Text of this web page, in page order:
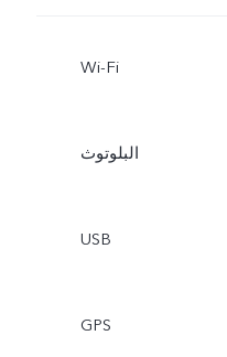
Wi-Fi
البلوتوث
USB
GPS